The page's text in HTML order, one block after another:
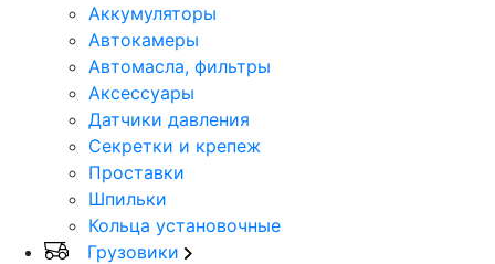
Аккумуляторы
Автокамеры
Автомасла, фильтры
Аксессуары
Датчики давления
Секретки и крепеж
Проставки
Шпильки
Кольца установочные
Грузовики